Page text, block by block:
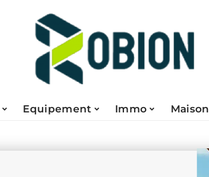
Equipement Immo Maison